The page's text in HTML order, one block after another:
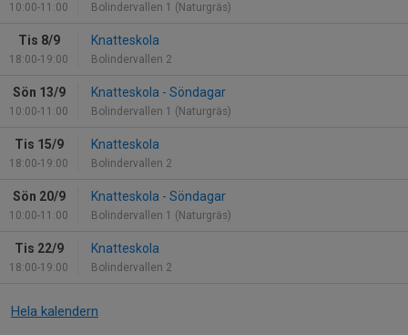
10:00-11:00 Bolindervallen 1 (Naturgräs)
Tis 8/9
18:00-19:00
Knatteskola
Bolindervallen 2
Sön 13/9
10:00-11:00
Knatteskola - Söndagar
Bolindervallen 1 (Naturgräs)
Tis 15/9
18:00-19:00
Knatteskola
Bolindervallen 2
Sön 20/9
10:00-11:00
Knatteskola - Söndagar
Bolindervallen 1 (Naturgräs)
Tis 22/9
18:00-19:00
Knatteskola
Bolindervallen 2
Hela kalendern